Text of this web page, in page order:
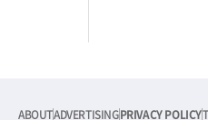
ABOUTADVERTISINGPRIVACY POLICY